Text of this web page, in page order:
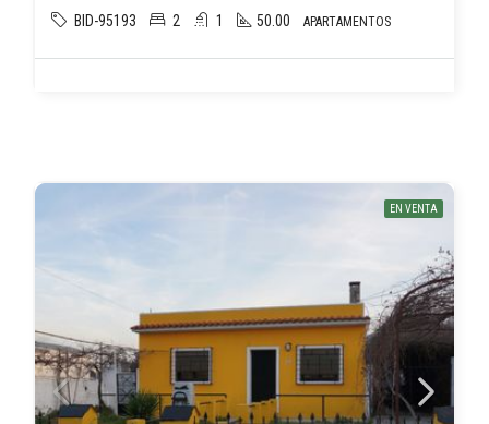
BID-95193 2 1 50.00 APARTAMENTOS
EN VENTA